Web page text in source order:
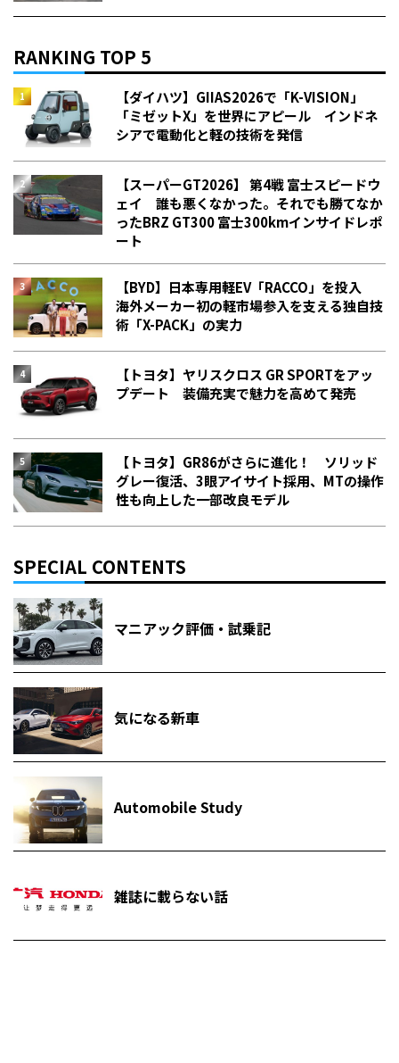
RANKING TOP 5
【ダイハツ】GIIAS2026で「K-VISION」
「ミゼットX」を世界にアピール インドネ
シアで電動化と軽の技術を発信
【スーパーGT2026】 第4戦 富士スピードウ
ェイ 誰も悪くなかった。それでも勝てなか
った――BRZ GT300 富士300kmインサイドレポ
ート
【BYD】日本専用軽EV「RACCO」を投入
海外メーカー初の軽市場参入を支える独自技
術「X-PACK」の実力
【トヨタ】ヤリスクロス GR SPORTをアッ
プデート 装備充実で魅力を高めて発売
【トヨタ】GR86がさらに進化！ ソリッド
グレー復活、3眼アイサイト採用、MTの操作
性も向上した一部改良モデル
SPECIAL CONTENTS
マニアック評価・試乗記
気になる新車
Automobile Study
雑誌に載らない話